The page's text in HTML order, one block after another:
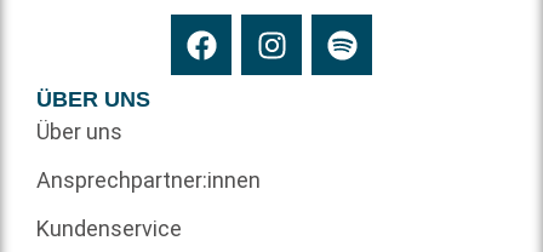
ÜBER UNS
Über uns
Ansprechpartner:innen
Kundenservice